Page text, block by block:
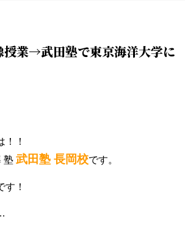
授業→武田塾で東京海洋大学に
！！
塾 武田塾 長岡校です。
す！